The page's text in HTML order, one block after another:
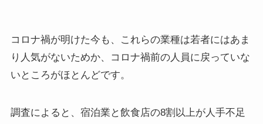
コロナ禍が明けた今も、これらの業種は若者にはあま
り人気がないためか、コロナ禍前の人員に戻っていな
いところがほとんどです。
調査によると、宿泊業と飲食店の8割以上が人手不足